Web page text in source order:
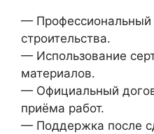
— Профессиональный
строительства.
— Использование
материалов.
— Официальный
приёма работ.
— Поддержка после